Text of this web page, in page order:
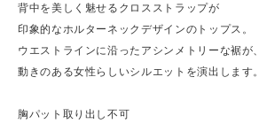
背中を美しく魅せるクロスストラップが
印象的なホルターネックデザインのトップス。
ウエストラインに沿ったアシンメトリーな裾が、
動きのある女性らしいシルエットを演出します。
胸パット取り出し不可